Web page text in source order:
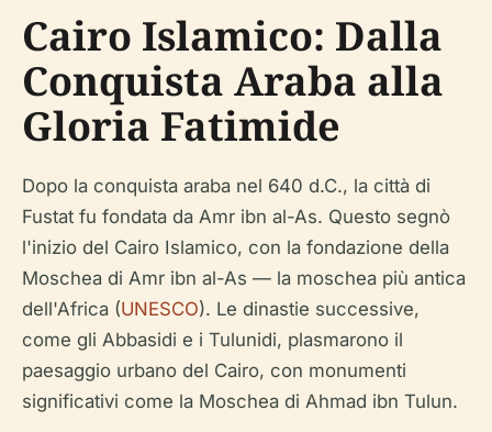
Cairo Islamico: Dalla
Conquista Araba alla
Gloria Fatimide
Dopo la conquista araba nel 640 d.C., la città di
Fustat fu fondata da Amr ibn al-As. Questo segnò
l'inizio del Cairo Islamico, con la fondazione della
Moschea di Amr ibn al-As — la moschea più antica
dell'Africa (UNESCO). Le dinastie successive,
come gli Abbasidi e i Tulunidi, plasmarono il
paesaggio urbano del Cairo, con monumenti
significativi come la Moschea di Ahmad ibn Tulun.